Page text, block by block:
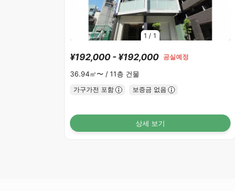
1 /1
¥192,000 - ¥192,000 공실예정
36.94㎡〜 / 11층 건물
가구가전 포함 보증금 없음
상세 보기